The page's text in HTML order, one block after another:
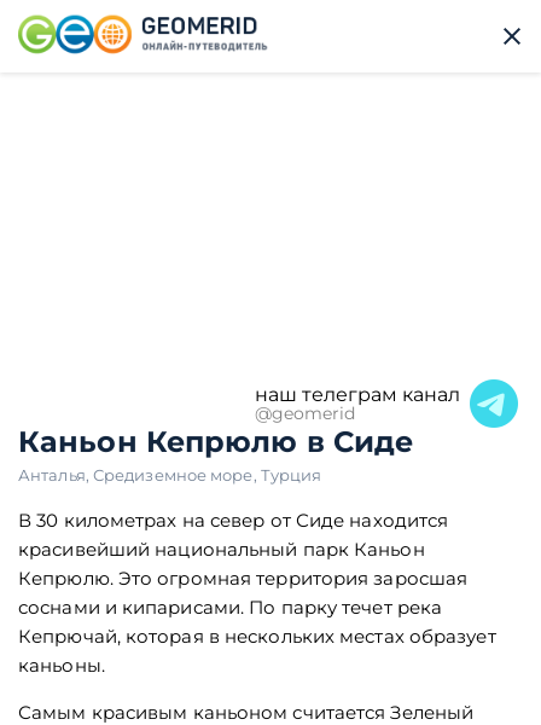
наш телеграм канал
@geomerid
Каньон Кепрюлю в Сиде
Анталья, Средиземное море, Турция
В 30 километрах на север от Сиде находится
красивейший национальный парк Каньон
Кепрюлю. Это огромная территория заросшая
соснами и кипарисами. По парку течет река
Кепрючай, которая в нескольких местах образует
каньоны.
Самым красивым каньоном считается Зеленый